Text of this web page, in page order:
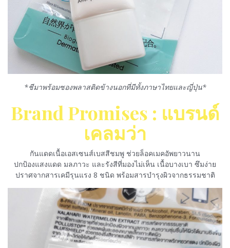
*ชีมาพร้อมซองพลาสติดข้างนอกที่มีทั้งภาษาไทยและญี่ปุ่น*
Brand Promises : แบรนด์
เคลมว่า
กันแดดเนื้อเอสเซนส์เบสสีชมพู ช่วยล็อคเมคอัพยาวนาน
ปกป้องแสงแดด มลภาวะ และรังสีที่มองไม่เห็น เนื้อบางเบา ซึมง่าย
ปราศจากสารเคมีรุนแรง 8 ชนิด พร้อมสารบำรุงผิวจากธรรมชาติ